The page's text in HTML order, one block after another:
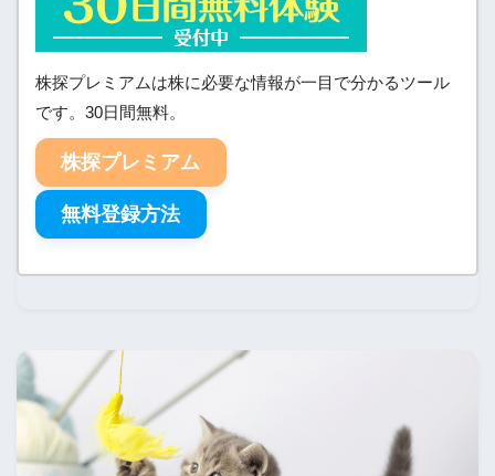
株探プレミアムは株に必要な情報が一目で分かるツール
です。30日間無料。
株探プレミアム
無料登録方法